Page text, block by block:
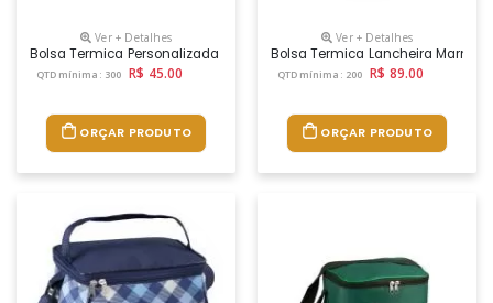
Ver + Detalhes
Bolsa Termica Personalizada Promocional Com Logo
QTD mínima: 300 R$ 45.00
ORÇAR PRODUTO
Ver + Detalhes
Bolsa Termica Lancheira
QTD mínima: 200 R$ 89.00
ORÇAR PRODUTO